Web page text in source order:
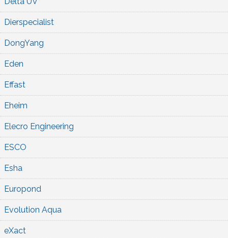
Dierspecialist
DongYang
Eden
Effast
Eheim
Elecro Engineering
ESCO
Esha
Europond
Evolution Aqua
eXact